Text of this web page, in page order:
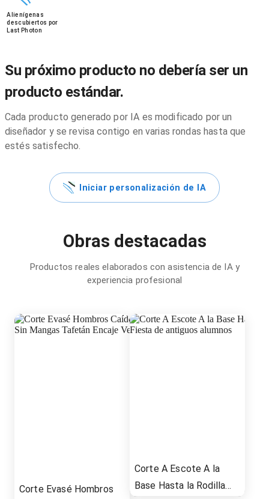
Alienígenas
descubiertos por
Last Photon
Su próximo producto no debería ser un
producto estándar.
Cada producto generado por IA es modificado por un
diseñador y se revisa contigo en varias rondas hasta que
estés satisfecho.
Iniciar personalización de IA
Obras destacadas
Productos reales elaborados con asistencia de IA y
experiencia profesional
Corte Evasé Hombros
Corte A Escote A la
Base Hasta la Rodilla